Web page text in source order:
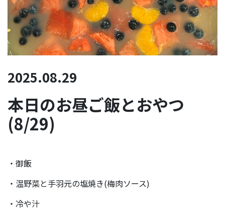
2025.08.29
本日のお昼ご飯とおやつ
(8/29)
・御飯
・温野菜と手羽元の塩焼き(梅肉ソース)
・冷や汁